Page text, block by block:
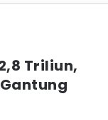
Triliun,